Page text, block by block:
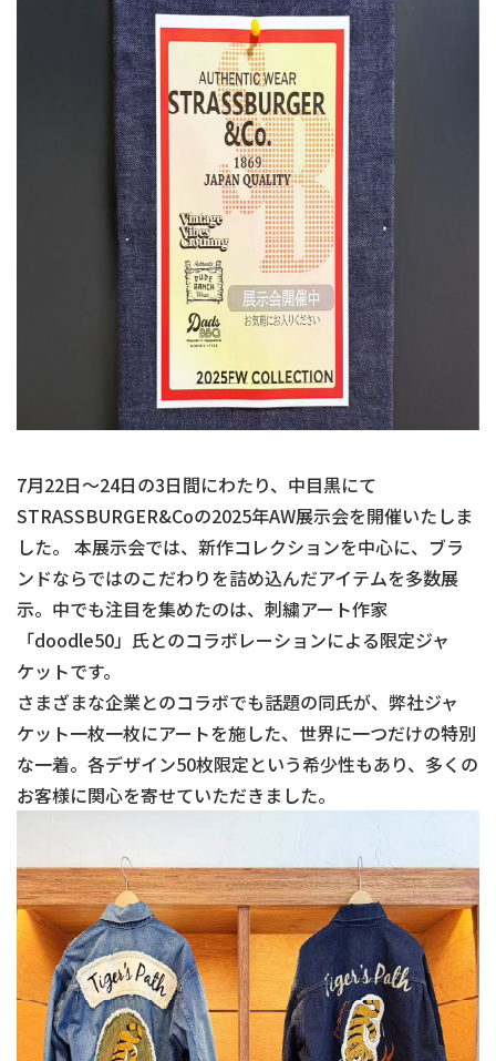
7月22日〜24日の3日間にわたり、中目黒にて
STRASSBURGER&Coの2025年AW展示会を開催いたしま
した。 本展示会では、新作コレクションを中心に、ブラ
ンドならではのこだわりを詰め込んだアイテムを多数展
示。中でも注目を集めたのは、刺繍アート作家
「doodle50」氏とのコラボレーションによる限定ジャ
ケットです。
さまざまな企業とのコラボでも話題の同氏が、弊社ジャ
ケット一枚一枚にアートを施した、世界に一つだけの特別
な一着。各デザイン50枚限定という希少性もあり、多くの
お客様に関心を寄せていただきました。